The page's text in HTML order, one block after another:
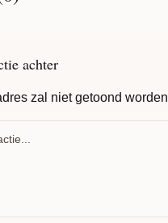
achter
zal niet getoond worden